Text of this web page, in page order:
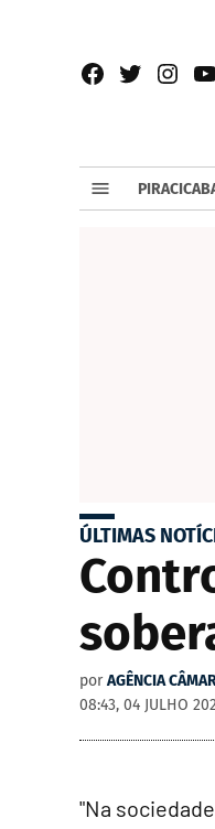
Facebook
Twitter
ÚLTIMAS
por AGÊNCIA
08:43, 04 JULHO
"Na